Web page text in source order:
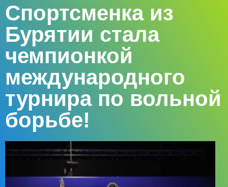
Спортсменка из
Бурятии стала
чемпионкой
международного
турнира по вольной
борьбе!